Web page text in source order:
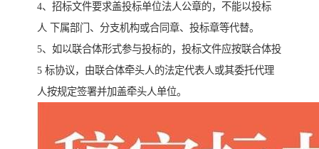
4、招标文件要求盖投标单位法人公章的，不能以投标
人 下属部门、分支机构或合同章、投标章等代替。
5、如以联合体形式参与投标的，投标文件应按联合体投
5 标协议，由联合体牵头人的法定代表人或其委托代理
人按规定签署并加盖牵头人单位。